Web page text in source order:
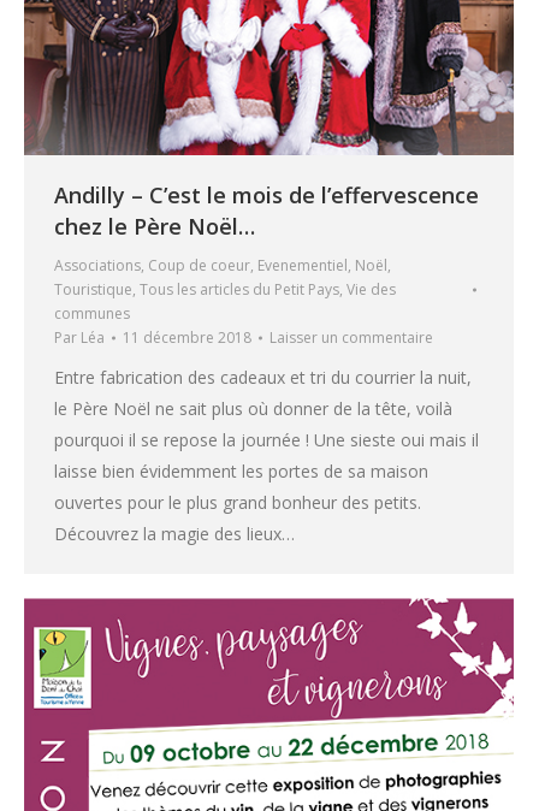
Andilly – C’est le mois de l’effervescence
chez le Père Noël…
Associations, Coup de coeur, Evenementiel, Noël,
Touristique, Tous les articles du Petit Pays, Vie des
communes
Par Léa 11 décembre 2018 Laisser un commentaire
Entre fabrication des cadeaux et tri du courrier la nuit,
le Père Noël ne sait plus où donner de la tête, voilà
pourquoi il se repose la journée ! Une sieste oui mais il
laisse bien évidemment les portes de sa maison
ouvertes pour le plus grand bonheur des petits.
Découvrez la magie des lieux…